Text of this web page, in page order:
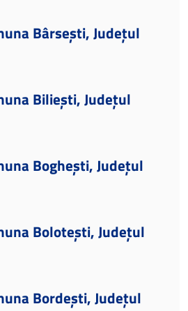
Bârsești, Județul
Biliești, Județul
Boghești, Județul
Bolotești, Județul
Bordești, Județul